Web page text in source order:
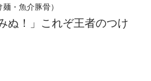
・魚介豚骨）
ぬ！」これぞ王者のつけ